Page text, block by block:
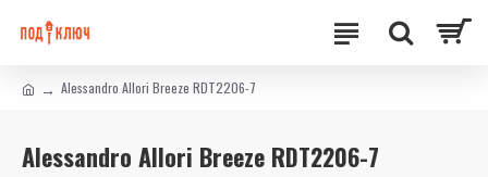
Alessandro Allori Breeze RDT2206-7
Alessandro Allori Breeze RDT2206-7